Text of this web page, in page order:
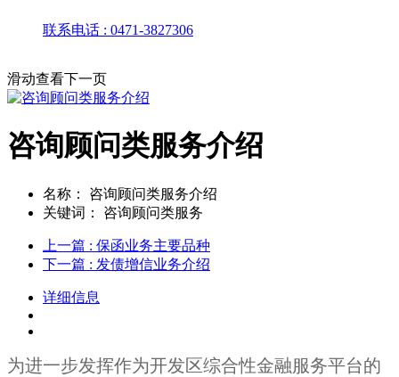
联系电话 : 0471-3827306
滑动查看下一页
咨询顾问类服务介绍
名称：
咨询顾问类服务介绍
关键词：
咨询顾问类服务
上一篇 : 保函业务主要品种
下一篇 : 发债增信业务介绍
详细信息
为进一步发挥作为开发区综合性金融服务平台的